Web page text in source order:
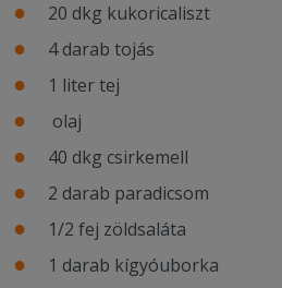
20 dkg kukoricaliszt
4 darab tojás
1 liter tej
olaj
40 dkg csirkemell
2 darab paradicsom
1/2 fej zöldsaláta
1 darab kígyóuborka